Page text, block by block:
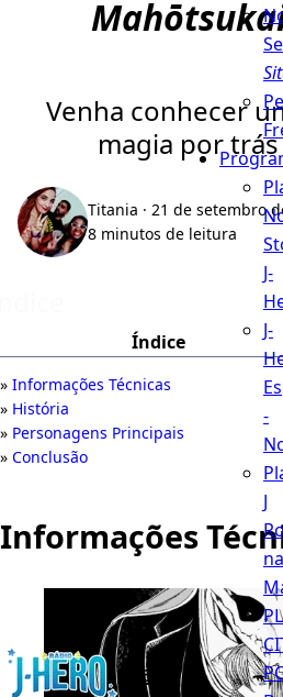
Menu
J-
J-
-
J
na
Venha conhecer
magia por
Titania · 21 de setembro
8 minutos de leitura
Índice
Informações Técnicas
História
Personagens Principais
Conclusão
Informações